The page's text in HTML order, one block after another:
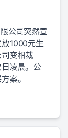
公司突然宣
1000元生
变相裁
凌晨。公
案。